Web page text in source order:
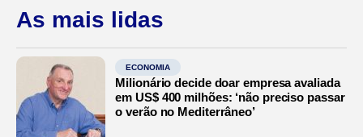
As mais lidas
ECONOMIA
Milionário decide doar empresa avaliada
em US$ 400 milhões: ‘não preciso passar
o verão no Mediterrâneo’